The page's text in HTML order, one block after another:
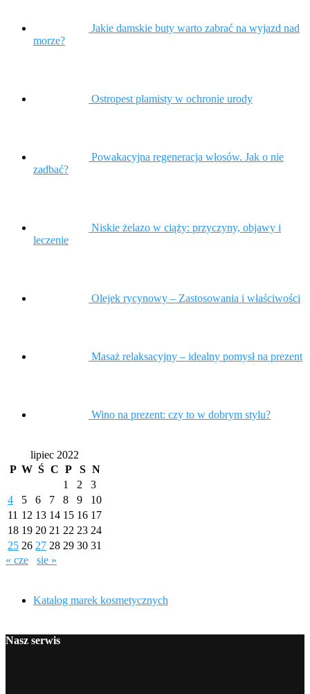
Jakie damskie buty warto zabrać na wyjazd nad
morze?
Ostropest plamisty w ochronie urody
Powakacyjna regeneracja włosów. Jak o nie
zadbać?
Niskie żelazo w ciąży: przyczyny, objawy i
leczenie
Olejek rycynowy – Zastosowania i właściwości
Masaż relaksacyjny – idealny pomysł na prezent
Wino na prezent: czy to w dobrym stylu?
lipiec 2022
P W Ś C P S N
1
2
3
4
5 6 7 8 9
10
11 12 13 14 15 16 17
18 19 20 21 22 23 24
25 26 27 28 29 30 31
« cze
sie »
Katalog marek kosmetycznych
Nasz serwis